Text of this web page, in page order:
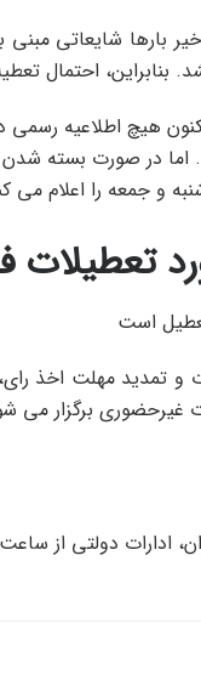
بارها شایعاتی
احتمال تعطیلات ملی در روز
هیچ اطلاعیه
در صورت بسته شدن
و جمعه را اعلام می
تعطیلات
است
برگزار می
صبح فردا با دو ساعت تاخیر شروع به کار خواهند کرد.